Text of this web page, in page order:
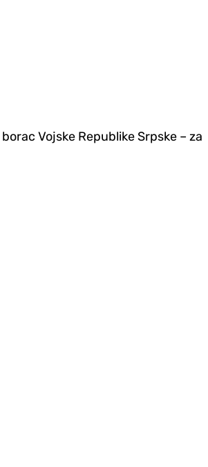
Vojske Republike Srpske – za